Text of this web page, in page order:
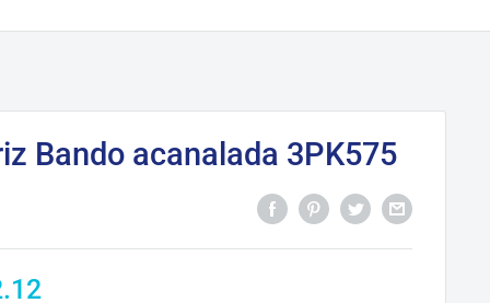
Bando acanalada 3PK575